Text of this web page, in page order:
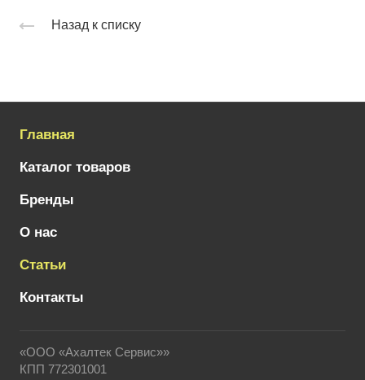
Назад к списку
Главная
Каталог товаров
Бренды
О нас
Статьи
Контакты
«ООО «Ахалтек Сервис»»
КПП 772301001